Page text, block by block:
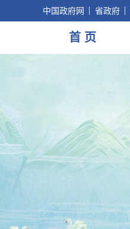
中国政府网 省政府
首 页